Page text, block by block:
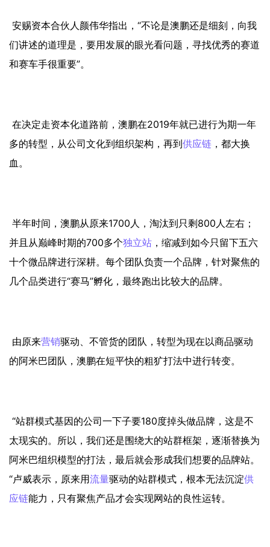
安赐资本合伙人颜伟华指出，“不论是澳鹏还是细刻，向我
们讲述的道理是，要用发展的眼光看问题，寻找优秀的赛道
和赛车手很重要”。
在决定走资本化道路前，澳鹏在2019年就已进行为期一年
多的转型，从公司文化到组织架构，再到供应链 ，都大换
血。
半年时间，澳鹏从原来1700人，淘汰到只剩800人左右；
并且从巅峰时期的700多个独立站 ，缩减到如今只留下五六
十个微品牌进行深耕。每个团队负责一个品牌，针对聚焦的
几个品类进行“赛马”孵化，最终跑出比较大的品牌。
由原来营销驱动、不管货的团队，转型为现在以商品驱动
的阿米巴团队，澳鹏在短平快的粗犷打法中进行转变。
“站群模式基因的公司一下子要180度掉头做品牌，这是不
太现实的。所以，我们还是围绕大的站群框架，逐渐替换为
阿米巴组织模型的打法，最后就会形成我们想要的品牌站。
“卢威表示，原来用流量驱动的站群模式，根本无法沉淀供
应链能力，只有聚焦产品才会实现网站的良性运转。